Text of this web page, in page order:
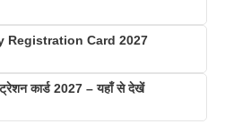
Registration Card 2027
कार्ड 2027 – यहाँ से देखें